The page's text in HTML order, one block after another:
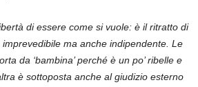
di essere come si vuole: è il ritratto di
ma anche indipendente. Le
da ‘bambina’ perché è un po’ ribelle e
è sottoposta anche al giudizio esterno